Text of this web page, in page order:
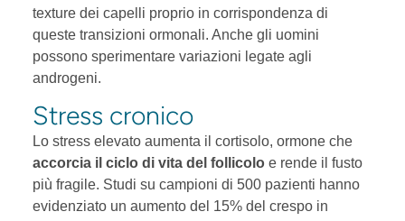
texture dei capelli proprio in corrispondenza di
queste transizioni ormonali. Anche gli uomini
possono sperimentare variazioni legate agli
androgeni.
Stress cronico
Lo stress elevato aumenta il cortisolo, ormone che
accorcia il ciclo di vita del follicolo e rende il fusto
più fragile. Studi su campioni di 500 pazienti hanno
evidenziato un aumento del 15% del crespo in